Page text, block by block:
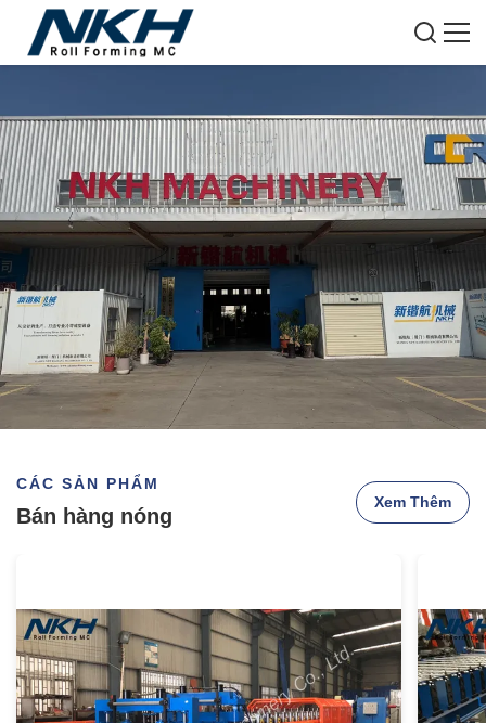
CÁC SẢN PHẨM
Bán hàng nóng
Xem Thêm